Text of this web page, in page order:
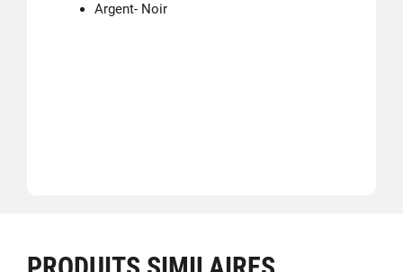
Argent- Noir